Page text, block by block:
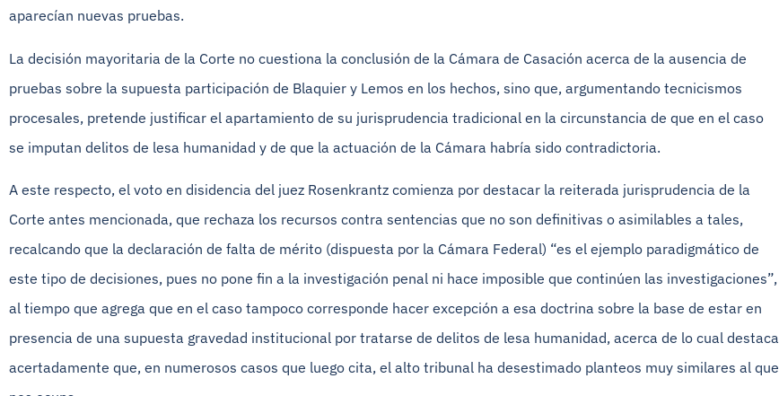
aparecían nuevas pruebas.
La decisión mayoritaria de la Corte no cuestiona la conclusión de la Cámara de Casación acerca de la ausencia de
pruebas sobre la supuesta participación de Blaquier y Lemos en los hechos, sino que, argumentando tecnicismos
procesales, pretende justificar el apartamiento de su jurisprudencia tradicional en la circunstancia de que en el caso
se imputan delitos de lesa humanidad y de que la actuación de la Cámara habría sido contradictoria.
A este respecto, el voto en disidencia del juez Rosenkrantz comienza por destacar la reiterada jurisprudencia de la
Corte antes mencionada, que rechaza los recursos contra sentencias que no son definitivas o asimilables a tales,
recalcando que la declaración de falta de mérito (dispuesta por la Cámara Federal) “es el ejemplo paradigmático de
este tipo de decisiones, pues no pone fin a la investigación penal ni hace imposible que continúen las investigaciones”,
al tiempo que agrega que en el caso tampoco corresponde hacer excepción a esa doctrina sobre la base de estar en
presencia de una supuesta gravedad institucional por tratarse de delitos de lesa humanidad, acerca de lo cual destaca
acertadamente que, en numerosos casos que luego cita, el alto tribunal ha desestimado planteos muy similares al que